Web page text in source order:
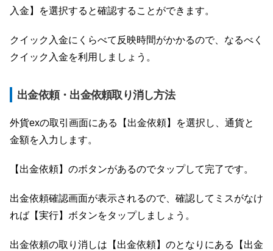
入金】を選択すると確認することができます。
クイック入金にくらべて反映時間がかかるので、なるべく
クイック入金を利用しましょう。
出金依頼・出金依頼取り消し方法
外貨exの取引画面にある【出金依頼】を選択し、通貨と
金額を入力します。
【出金依頼】のボタンがあるのでタップして完了です。
出金依頼確認画面が表示されるので、確認してミスがなけ
れば【実行】ボタンをタップしましょう。
出金依頼の取り消しは【出金依頼】のとなりにある【出金